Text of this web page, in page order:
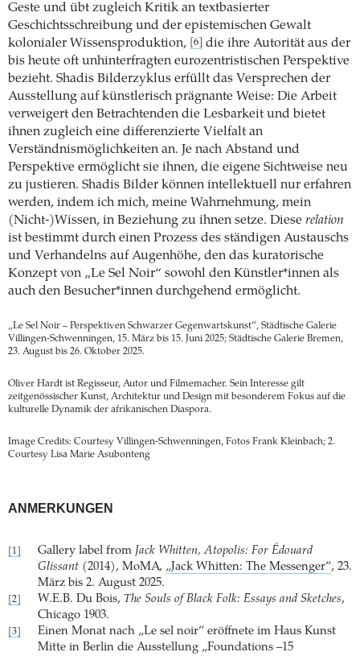
Geste und übt zugleich Kritik an textbasierter
Geschichtsschreibung und der epistemischen Gewalt
kolonialer Wissensproduktion,
[6]
die ihre Autorität aus der
bis heute oft unhinterfragten eurozentristischen Perspektive
bezieht. Shadis Bilderzyklus erfüllt das Versprechen der
Ausstellung auf künstlerisch prägnante Weise: Die Arbeit
verweigert den Betrachtenden die Lesbarkeit und bietet
ihnen zugleich eine differenzierte Vielfalt an
Verständnismöglichkeiten an. Je nach Abstand und
Perspektive ermöglicht sie ihnen, die eigene Sichtweise neu
zu justieren. Shadis Bilder können intellektuell nur erfahren
werden, indem ich mich, meine Wahrnehmung, mein
(Nicht-)Wissen, in Beziehung zu ihnen setze. Diese relation
ist bestimmt durch einen Prozess des ständigen Austauschs
und Verhandelns auf Augenhöhe, den das kuratorische
Konzept von „Le Sel Noir“ sowohl den Künstler*innen als
auch den Besucher*innen durchgehend ermöglicht.
„Le Sel Noir – Perspektiven Schwarzer Gegenwartskunst“, Städtische Galerie
Villingen-Schwenningen, 15. März bis 15. Juni 2025; Städtische Galerie Bremen,
23. August bis 26. Oktober 2025.
Oliver Hardt ist Regisseur, Autor und Filmemacher. Sein Interesse gilt
zeitgenössischer Kunst, Architektur und Design mit besonderem Fokus auf die
kulturelle Dynamik der afrikanischen Diaspora.
Image Credits: Courtesy Villingen-Schwenningen, Fotos Frank Kleinbach; 2.
Courtesy Lisa Marie Asubonteng
ANMERKUNGEN
[1] Gallery label from Jack Whitten, Atopolis: For Édouard
Glissant (2014), MoMA, „Jack Whitten: The Messenger“, 23.
März bis 2. August 2025.
[2] W.E.B. Du Bois, The Souls of Black Folk: Essays and Sketches,
Chicago 1903.
[3]
Einen Monat nach „Le sel noir“ eröffnete im Haus Kunst
Mitte in Berlin die Ausstellung „Foundations –15